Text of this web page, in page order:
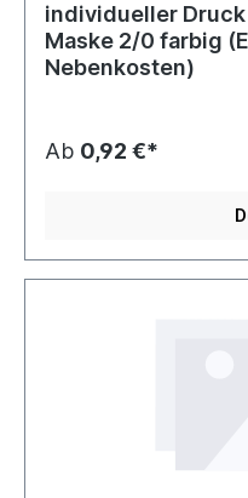
individueller Druck
Maske 2/0 farbig
Nebenkosten)
Ab 0,92 €*